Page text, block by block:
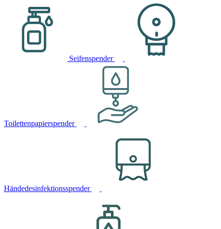
Seifenspender
Toilettenpapierspender
Händedesinfektionsspender